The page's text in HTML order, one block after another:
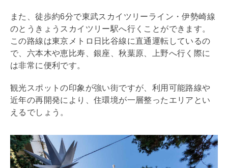
また、徒歩約6分で東武スカイツリーライン・伊勢崎線
のとうきょうスカイツリー駅へ行くことができます。
この路線は東京メトロ日比谷線に直通運転しているの
で、六本木や恵比寿、銀座、秋葉原、上野へ行く際に
は非常に便利です。
観光スポットの印象が強い街ですが、利用可能路線や
近年の再開発により、住環境が一層整ったエリアとい
えるでしょう。